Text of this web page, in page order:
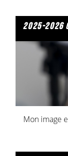
2025-2026
Mon image